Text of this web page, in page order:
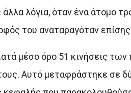
λόγια, όταν ένα άτομο
του αναταραγόταν
μέσο όρο 51 κινήσεις
Αυτό μεταφράστηκε σε